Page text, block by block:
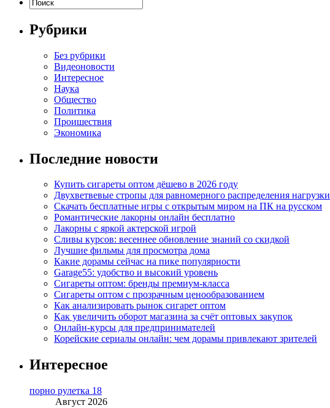
Рубрики
Без рубрики
Видеоновости
Интересное
Наука
Общество
Политика
Проишествия
Экономика
Последние новости
Купить сигареты оптом дёшево в 2026 году
Двухветвевые стропы для равномерного распределения нагрузки
Скачать бесплатные игры с открытым миром на ПК на русском
Романтические лакорны онлайн бесплатно
Лакорны с яркой актерской игрой
Сливы курсов: весеннее обновление знаний со скидкой
Лучшие фильмы для просмотра дома
Какие дорамы сейчас на пике популярности
Garage55: удобство и высокий уровень
Сигареты оптом: бренды премиум-класса
Сигареты оптом с прозрачным ценообразованием
Как анализировать рынок сигарет оптом
Как увеличить оборот магазина за счёт оптовых закупок
Онлайн-курсы для предпринимателей
Корейские сериалы онлайн: чем дорамы привлекают зрителей
Интересное
порно рулетка 18
Август 2026